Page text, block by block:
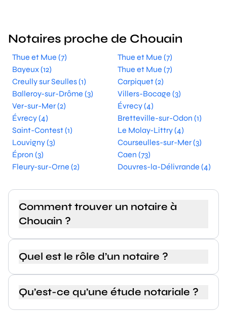
Notaires proche de Chouain
Thue et Mue (7)
Thue et Mue (7)
Bayeux (12)
Thue et Mue (7)
Creully sur Seulles (1)
Carpiquet (2)
Balleroy-sur-Drôme (3)
Villers-Bocage (3)
Ver-sur-Mer (2)
Évrecy (4)
Évrecy (4)
Bretteville-sur-Odon (1)
Saint-Contest (1)
Le Molay-Littry (4)
Louvigny (3)
Courseulles-sur-Mer (3)
Épron (3)
Caen (73)
Fleury-sur-Orne (2)
Douvres-la-Délivrande (4)
Comment trouver un notaire à
Chouain ?
Quel est le rôle d’un notaire ?
Qu’est-ce qu’une étude notariale ?